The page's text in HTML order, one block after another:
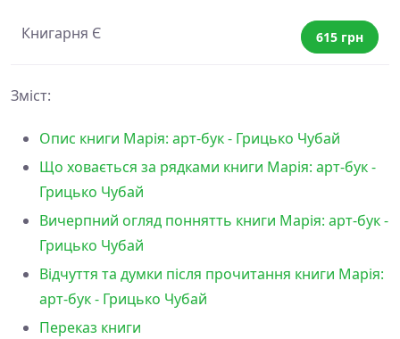
Книгарня Є 615 грн
Зміст:
Опис книги Марія: арт-бук - Грицько Чубай
Що ховається за рядками книги Марія: арт-бук -
Грицько Чубай
Вичерпний огляд поннятть книги Марія: арт-бук -
Грицько Чубай
Відчуття та думки після прочитання книги Марія:
арт-бук - Грицько Чубай
Переказ книги